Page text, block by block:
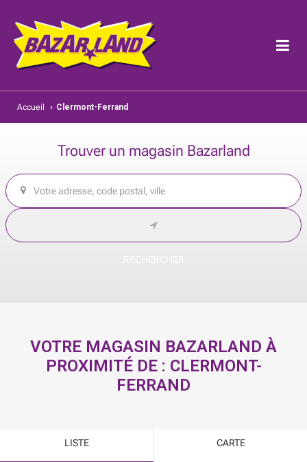
Accueil › Clermont-Ferrand
Trouver un magasin Bazarland
VOTRE MAGASIN BAZARLAND À
PROXIMITÉ DE : CLERMONT-
FERRAND
LISTE CARTE